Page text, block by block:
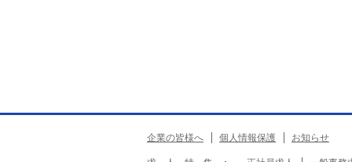
企業の皆様へ 個人情報保護 お知らせ